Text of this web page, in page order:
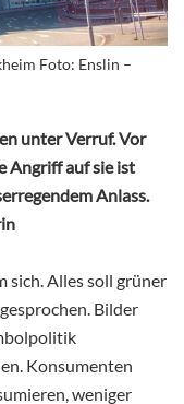
Foto: Enslin –
unter Verruf. Vor
Angriff auf sie ist
Anlass.
sich. Alles soll grüner
Bilder
Konsumenten
weniger